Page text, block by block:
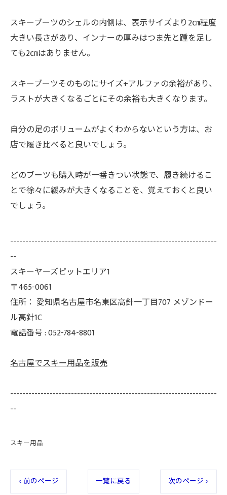
スキーブーツのシェルの内側は、表示サイズより2㎝程度
大きい長さがあり、インナーの厚みはつま先と踵を足し
ても2㎝はありません。
スキーブーツそのものにサイズ+アルファの余裕があり、
ラストが大きくなるごとにその余裕も大きくなります。
自分の足のボリュームがよくわからないという方は、お
店で履き比べると良いでしょう。
どのブーツも購入時が一番きつい状態で、履き続けるこ
とで徐々に緩みが大きくなることを、覚えておくと良い
でしょう。
--------------------------------------------------------------------
--
スキーヤーズピットエリア1
〒465-0061
住所： 愛知県名古屋市名東区高針一丁目707 メゾンドー
ル高針1C
電話番号 :052-784-8801
名古屋でスキー用品を販売
--------------------------------------------------------------------
--
スキー用品
< 前のページ 一覧に戻る 次のページ >